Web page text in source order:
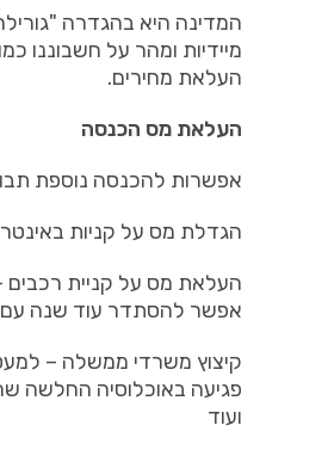
המדינה היא בהגדרה "
מיידיות ומהר על חשבוננו
העלאת מחירים.
העלאת מס הכנסה
אפשרות להכנסה נוספת
הגדלת מס על קניות
העלאת מס על קניית רכבים
אפשר להסתדר עוד שנה עם
קיצוץ משרדי ממשלה –
פגיעה באוכלוסיה החלשה
ועוד